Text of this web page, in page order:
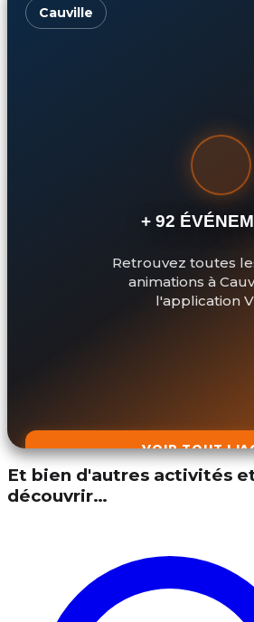
Cauville
+ 92
Retrouvez toutes
animations à
l'application
VOIR TOUT
Et bien d'autres activités
découvrir…